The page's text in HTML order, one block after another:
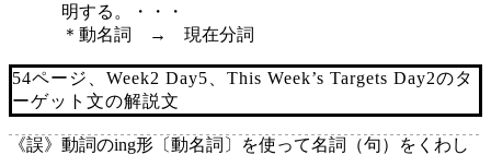
明する。・・・
＊動名詞 → 現在分詞
54ページ、Week2 Day5、This Week’s Targets Day2のタ
ーゲット文の解説文
《誤》 動詞のing形〔動名詞〕を使って名詞（句）をくわし